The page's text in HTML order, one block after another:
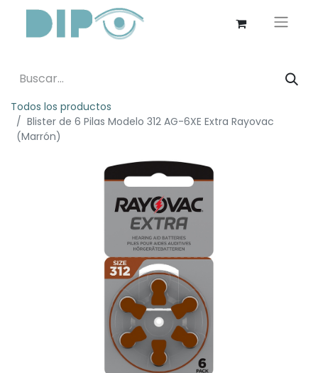
Todos los productos
Blister de 6 Pilas Modelo 312 AG-6XE Extra Rayovac
(Marrón)